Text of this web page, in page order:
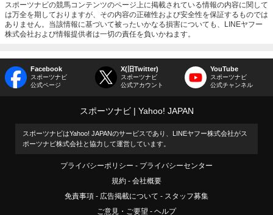
スポーツナビの競馬コンテンツのページ上に掲載されている情報の内容に関して
は万全を期しておりますが、その内容の正確性および安全性を保証するものでは
ありません。当該情報に基づいて被ったいかなる損害についても、LINEヤフー
株式会社および情報提供者は一切の責任を負いかねます。
Facebook
スポーツナビ
公式ページ
X(旧Twitter)
スポーツナビ
公式アカウント
YouTube
スポーツナビ
公式チャンネル
スポーツナビ Yahoo! JAPAN
スポーツナビはYahoo! JAPANのサービスであり、LINEヤフー株式会社がス
ポーツナビ株式会社と協力して運営しています。
プライバシーポリシー
プライバシーセンター
規約
会社概要
免責事項
広告掲載について
スタッフ募集
ご意見・ご要望
ヘルプ